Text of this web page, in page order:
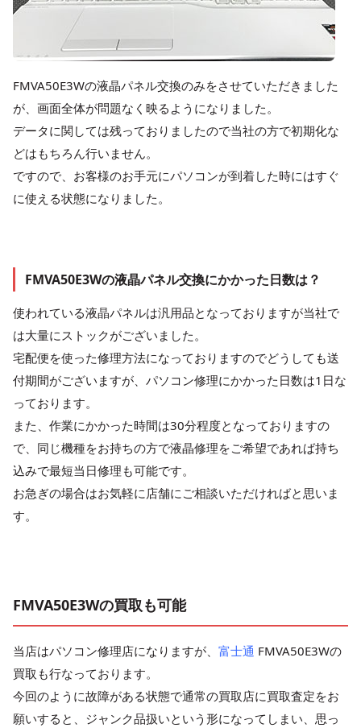
FMVA50E3Wの液晶パネル交換のみをさせていただきました
が、画面全体が問題なく映るようになりました。
データに関しては残っておりましたので当社の方で初期化な
どはもちろん行いません。
ですので、お客様のお手元にパソコンが到着した時にはすぐ
に使える状態になりました。
FMVA50E3Wの液晶パネル交換にかかった日数は？
使われている液晶パネルは汎用品となっておりますが当社で
は大量にストックがございました。
宅配便を使った修理方法になっておりますのでどうしても送
付期間がございますが、パソコン修理にかかった日数は1日な
っております。
また、作業にかかった時間は30分程度となっておりますの
で、同じ機種をお持ちの方で液晶修理をご希望であれば持ち
込みで最短当日修理も可能です。
お急ぎの場合はお気軽に店舗にご相談いただければと思いま
す。
FMVA50E3Wの買取も可能
当店はパソコン修理店になりますが、 富士通 FMVA50E3Wの
買取も行なっております。
今回のように故障がある状態で通常の買取店に買取査定をお
願いすると、ジャンク品扱いという形になってしまい、思っ